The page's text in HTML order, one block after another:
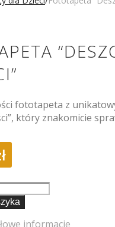
fototapeta z
który znakomicie
informacje